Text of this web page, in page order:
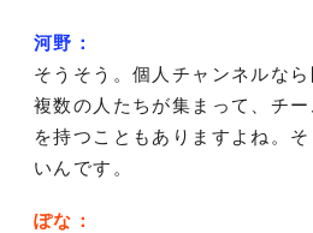
河野：
そうそう。個人チャンネルなら
複数の人たちが集まって、チ
を持つこともありますよね。
いんです。
ぽな：